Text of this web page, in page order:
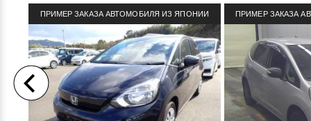
ПРИМЕР ЗАКАЗА АВТОМОБИЛЯ ИЗ ЯПОНИИ ПРИМЕР ЗАКАЗА